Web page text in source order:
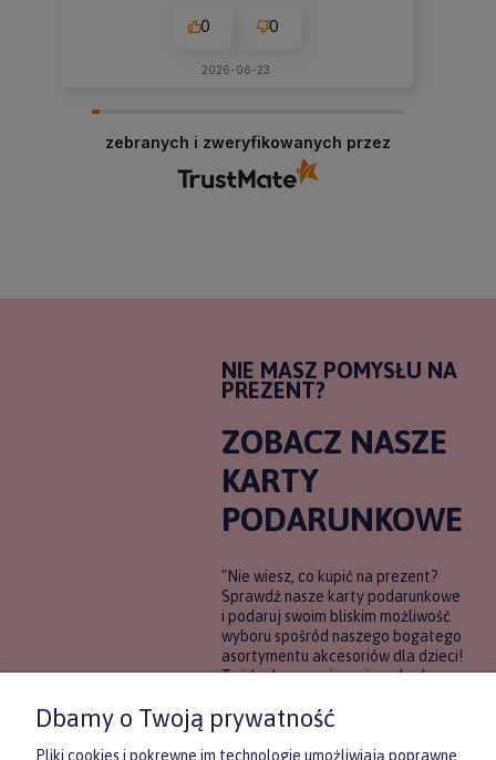
0 0
2026-06-23
zebranych i zweryfikowanych przez
NIE MASZ POMYSŁU NA
PREZENT?
ZOBACZ NASZE
KARTY
PODARUNKOWE
"Nie wiesz, co kupić na prezent?
Sprawdź nasze karty podarunkowe
i podaruj swoim bliskim możliwość
wyboru spośród naszego bogatego
asortymentu akcesoriów dla dzieci!
To idealne rozwiązanie, gdy chcesz
pewności, co będzie najbardziej
trafione.
Dbamy o Twoją prywatność
Pliki cookies i pokrewne im technologie umożliwiają poprawne